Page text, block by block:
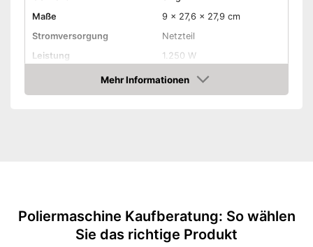
Maße
9 x 27,6 x 27,9 cm
Stromversorgung
Netzteil
Leistung
1.250 W
Gummischleifteller
180 mm
Schleifteller inklusive
Mehr Informationen
Amazon
Poliermaschine Kaufberatung: So wählen
Sie das richtige Produkt